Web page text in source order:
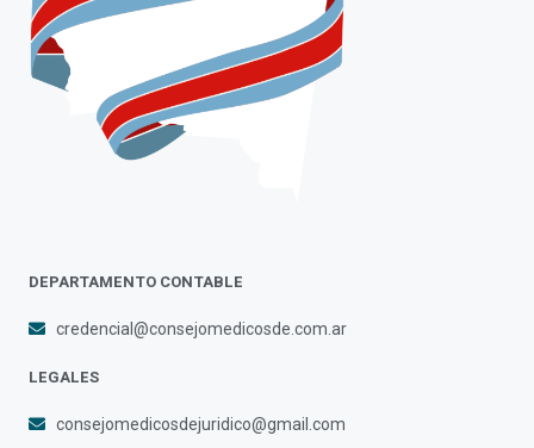
DEPARTAMENTO CONTABLE
credencial@consejomedicosde.com.ar
LEGALES
consejomedicosdejuridico@gmail.com